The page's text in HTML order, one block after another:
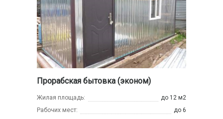
Прорабская бытовка (эконом)
Жилая площадь:
до 12 м2
Рабочих мест:
до 6